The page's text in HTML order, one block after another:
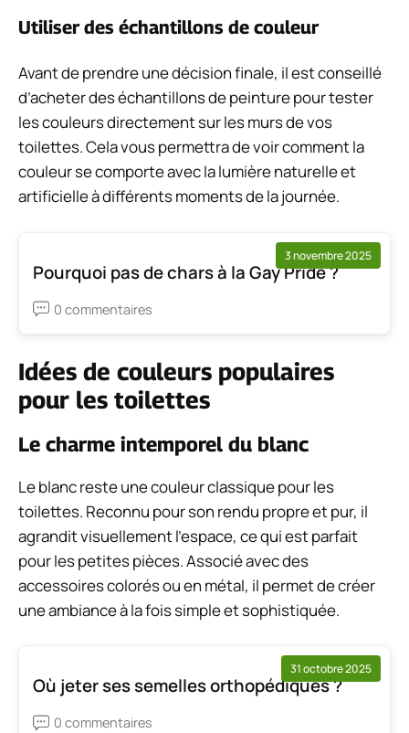
Utiliser des échantillons de couleur
Avant de prendre une décision finale, il est conseillé
d’acheter des échantillons de peinture pour tester
les couleurs directement sur les murs de vos
toilettes. Cela vous permettra de voir comment la
couleur se comporte avec la lumière naturelle et
artificielle à différents moments de la journée.
3 novembre 2025
Pourquoi pas de chars à la Gay Pride ?
0 commentaires
Idées de couleurs populaires
pour les toilettes
Le charme intemporel du blanc
Le blanc reste une couleur classique pour les
toilettes. Reconnu pour son rendu propre et pur, il
agrandit visuellement l’espace, ce qui est parfait
pour les petites pièces. Associé avec des
accessoires colorés ou en métal, il permet de créer
une ambiance à la fois simple et sophistiquée.
31 octobre 2025
Où jeter ses semelles orthopédiques ?
0 commentaires